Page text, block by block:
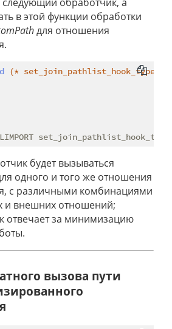
в этой функции обработки
для отношения
(* set_join_pathlist_hook_type)
будет вызываться
одного и того же отношения
с различными комбинациями
и внешних отношений;
отвечает за минимизацию
вызова пути